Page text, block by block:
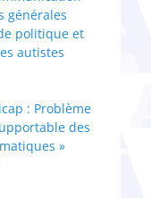
générales
politique et
autistes
: Problème
des
»